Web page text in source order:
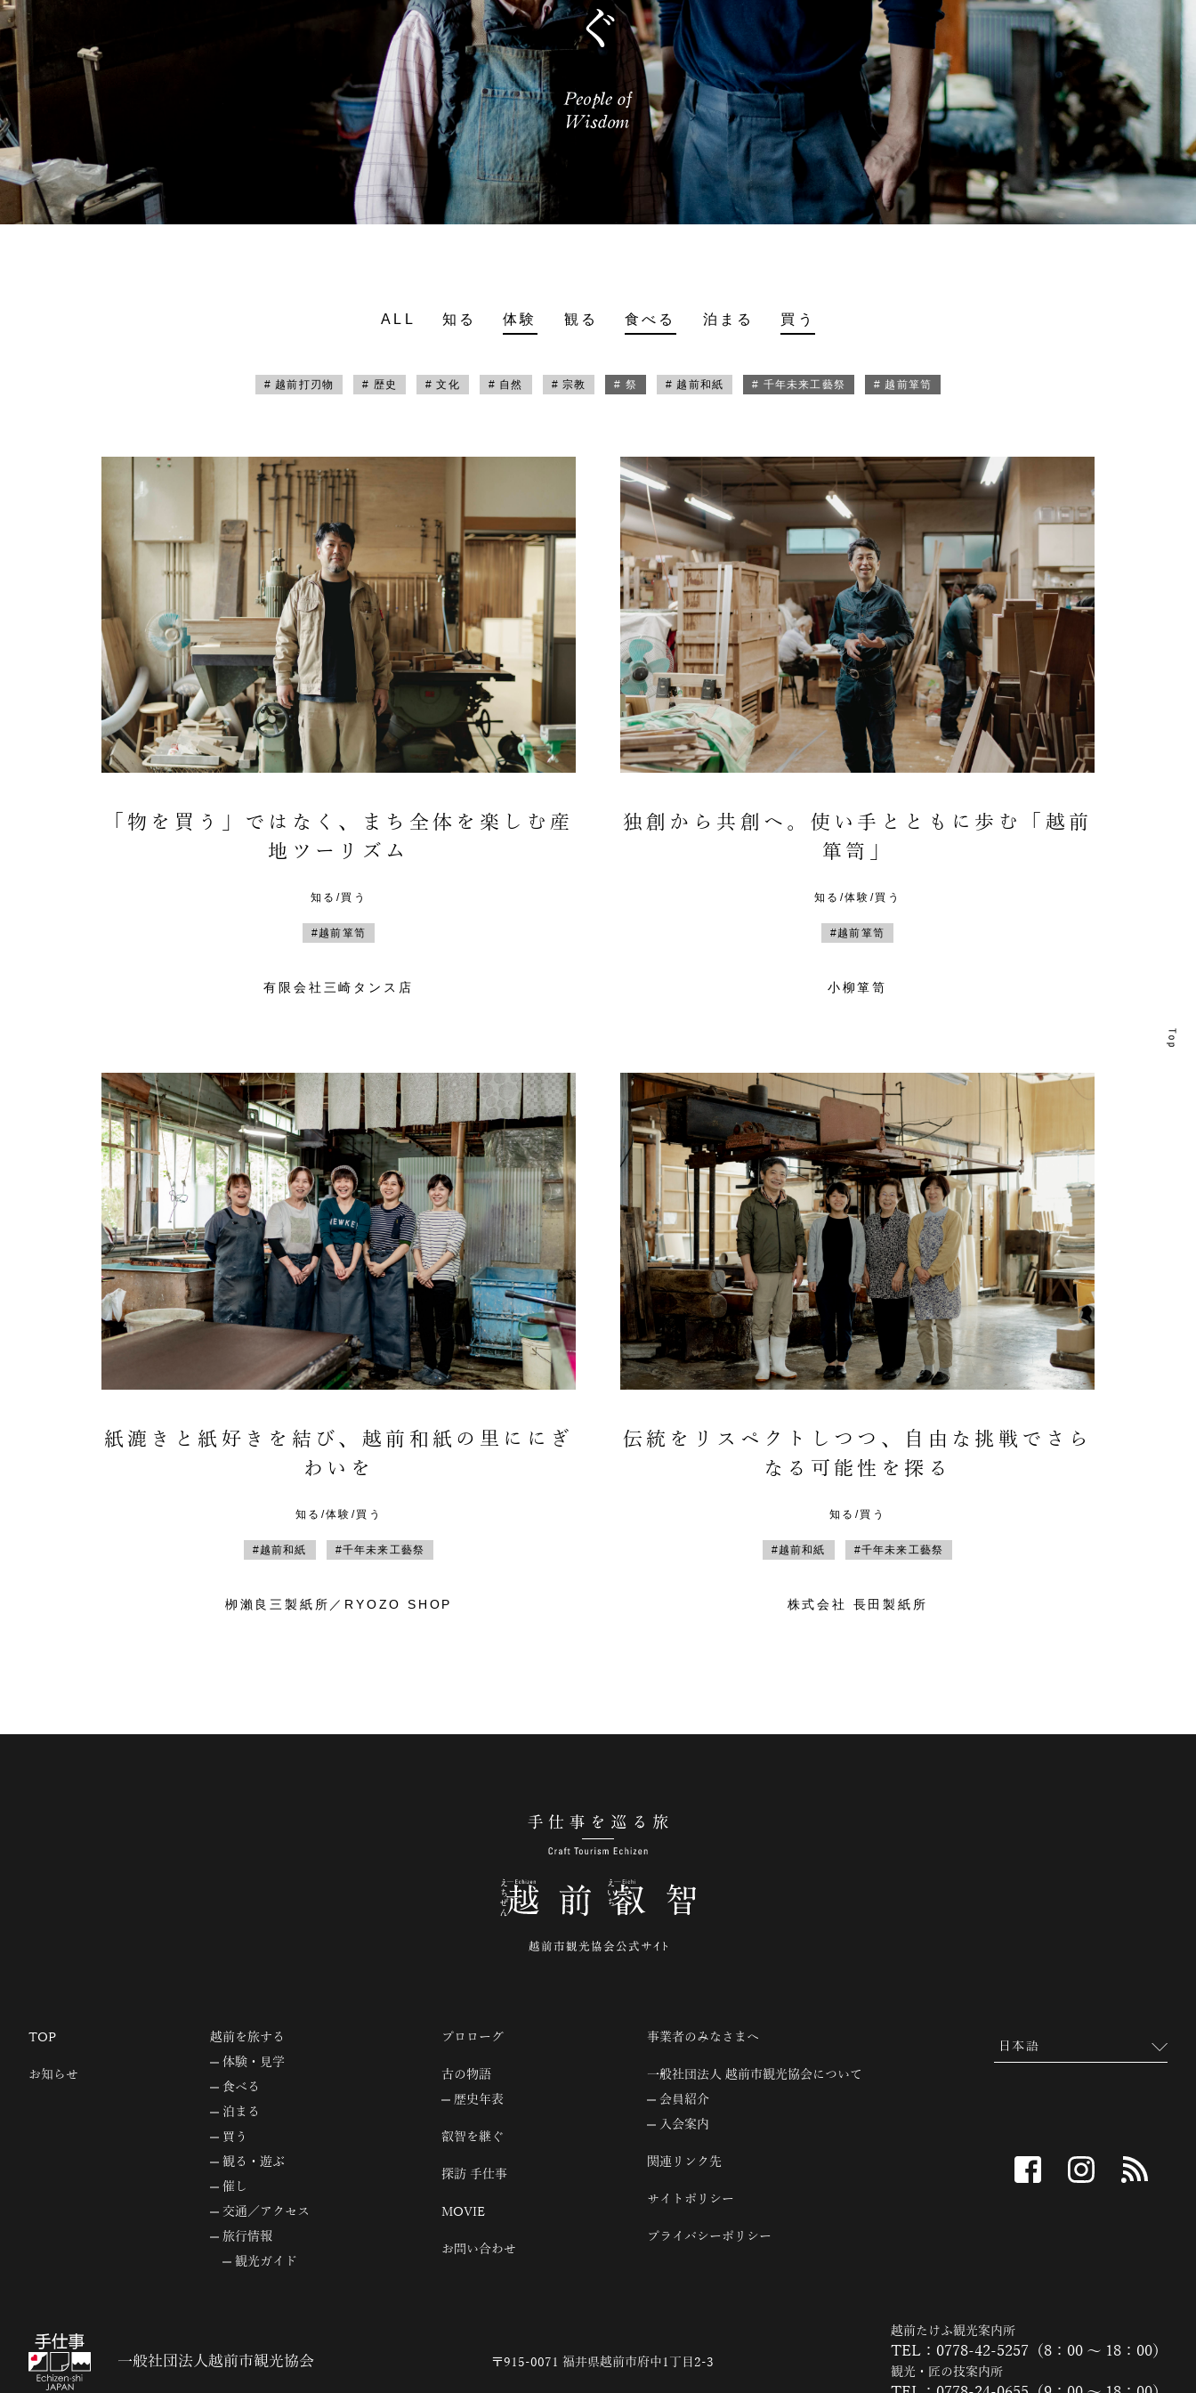
ALL 知る 体験 観る 食べる 泊まる 買う
# 越前打刃物 # 歴史 # 文化 # 自然 # 宗教 # 祭 # 越前和紙 # 千年未来工藝祭 # 越前箪笥
「物を買う」ではなく、まち全体を楽しむ産
地ツーリズム
知る/買う
#越前箪笥
有限会社三崎タンス店
独創から共創へ。使い手とともに歩む「越前
箪笥」
知る/体験/買う
#越前箪笥
小柳箪笥
紙漉きと紙好きを結び、越前和紙の里ににぎ
わいを
知る/体験/買う
#越前和紙 #千年未来工藝祭
栁瀨良三製紙所／RYOZO SHOP
伝統をリスペクトしつつ、自由な挑戦でさら
なる可能性を探る
知る/買う
#越前和紙 #千年未来工藝祭
株式会社 長田製紙所
TOP
お知らせ
越前を旅する
体験・見学
食べる
泊まる
買う
観る・遊ぶ
催し
交通／アクセス
旅行情報
観光ガイド
プロローグ
古の物語
歴史年表
叡智を継ぐ
探訪 手仕事
MOVIE
お問い合わせ
事業者のみなさまへ
一般社団法人 越前市観光協会について
会員紹介
入会案内
関連リンク先
サイトポリシー
プライバシーポリシー
facebook instagram
一般社団法人越前市観光協会 〒915-0071 福井県越前市府中1丁目2-3
越前たけふ観光案内所
TEL：0778-42-5257（8：00 ～ 18：00）
観光・匠の技案内所